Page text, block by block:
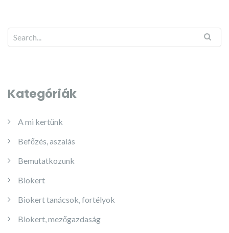
Kategóriák
A mi kertünk
Befőzés, aszalás
Bemutatkozunk
Biokert
Biokert tanácsok, fortélyok
Biokert, mezőgazdaság